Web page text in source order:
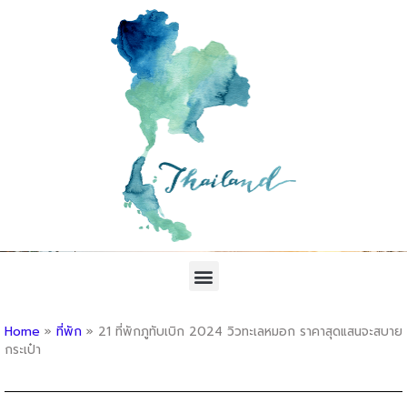
Home » ที่พัก » 21 ที่พักภูทับเบิก 2024 วิวทะเลหมอก ราคาสุดแสนจะสบาย
กระเป๋า